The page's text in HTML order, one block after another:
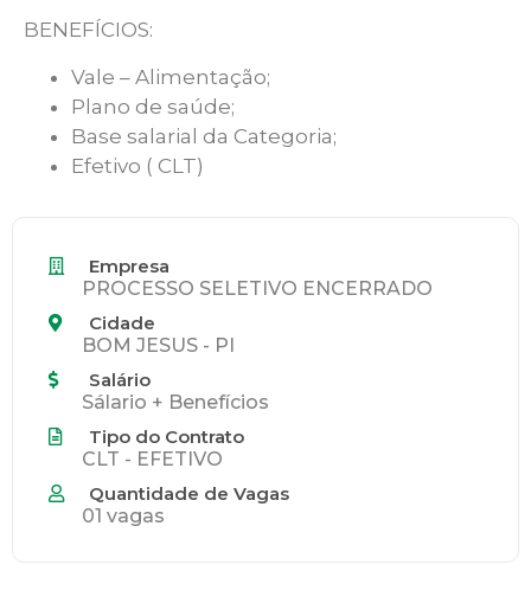
BENEFÍCIOS:
Vale – Alimentação;
Plano de saúde;
Base salarial da Categoria;
Efetivo ( CLT)
Empresa
PROCESSO SELETIVO ENCERRADO
Cidade
BOM JESUS - PI
Salário
Sálario + Benefícios
Tipo do Contrato
CLT - EFETIVO
Quantidade de Vagas
01 vagas